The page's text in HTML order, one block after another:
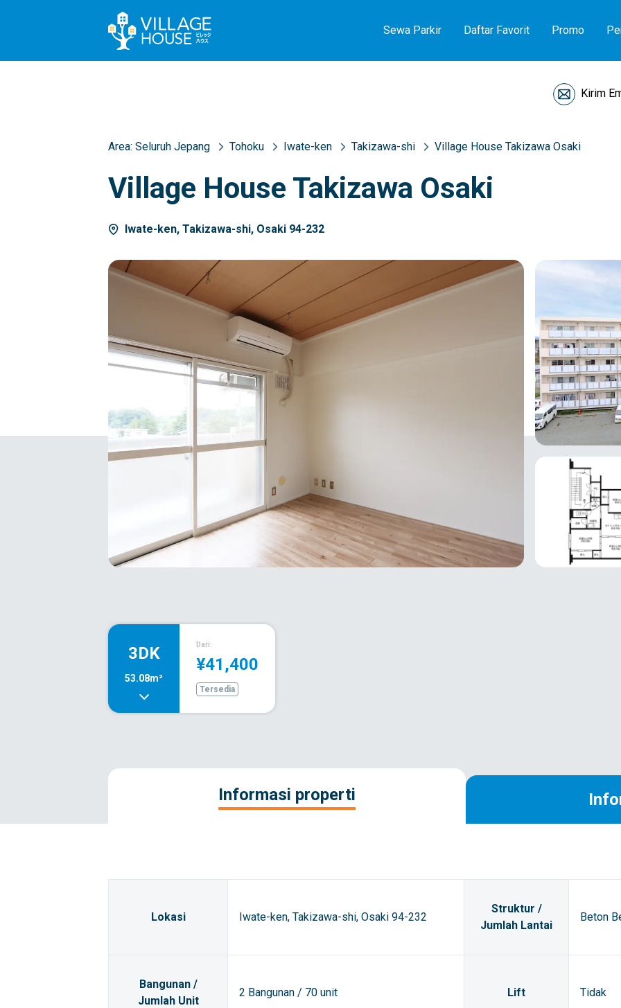
Sewa Parkir Daftar Favorit Promo
Kirim
Area: Seluruh Jepang Tohoku Iwate-ken Takizawa-shi Village House Takizawa Osaki
Village House Takizawa Osaki
Iwate-ken, Takizawa-shi, Osaki 94-232
3DK
53.08m²
Dari:
¥41,400
Tersedia
Informasi properti
Lokasi Iwate-ken, Takizawa-shi, Osaki 94-232
Struktur /
Jumlah Lantai
Beton
Bangunan /
Jumlah Unit
2 Bangunan / 70 unit Lift Tidak